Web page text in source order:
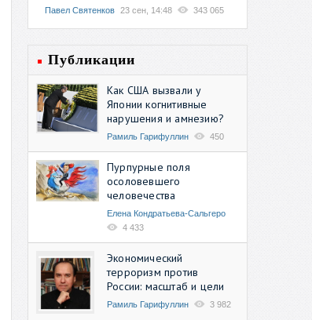
Павел Святенков 23 сен, 14:48 343 065
Публикации
Как США вызвали у
Японии когнитивные
нарушения и амнезию?
Рамиль Гарифуллин 450
Пурпурные поля
осоловевшего
человечества
Елена Кондратьева-Сальгеро
4 433
Экономический
терроризм против
России: масштаб и цели
Рамиль Гарифуллин 3 982